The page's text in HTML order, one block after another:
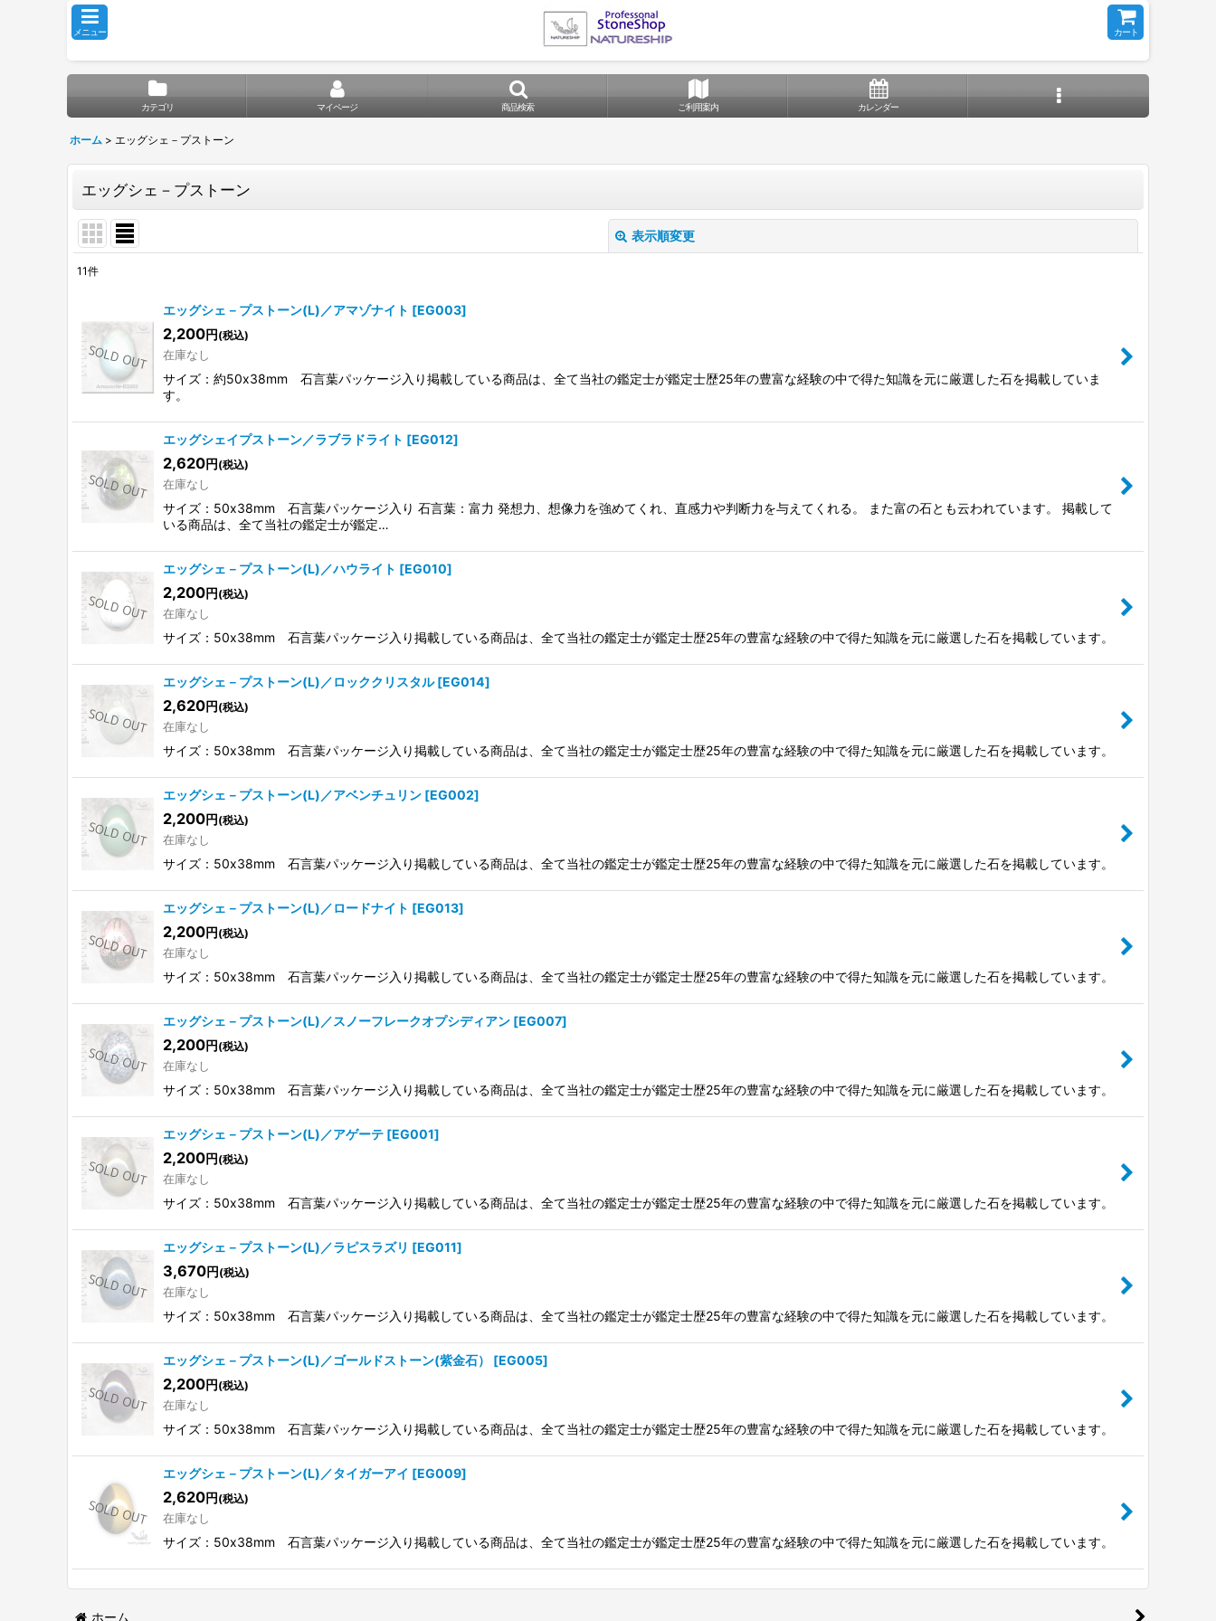
メニュー カート
カテゴリ マイページ 商品検索 ご利用案内 カレンダー
ホーム > エッグシェ－プストーン
エッグシェ－プストーン
表示順変更
表示数
並び順:
11件
エッグシェ－プストーン(L)／アマゾナイト [EG003]
2,200円 (税込)
在庫なし
サイズ：約50x38mm 石言葉パッケージ入り掲載している商品は、全て当社の鑑定士が鑑定士歴25年の豊富な経験の中で得た知識を元に厳選した石を掲載していま
す。
エッグシェイプストーン／ラブラドライト [EG012]
2,620円 (税込)
在庫なし
サイズ：50x38mm 石言葉パッケージ入り 石言葉：富力 発想力、想像力を強めてくれ、直感力や判断力を与えてくれる。 また富の石とも云われています。 掲載して
いる商品は、全て当社の鑑定士が鑑定…
エッグシェ－プストーン(L)／ハウライト [EG010]
2,200円 (税込)
在庫なし
サイズ：50x38mm 石言葉パッケージ入り掲載している商品は、全て当社の鑑定士が鑑定士歴25年の豊富な経験の中で得た知識を元に厳選した石を掲載しています。
エッグシェ－プストーン(L)／ロッククリスタル [EG014]
2,620円 (税込)
在庫なし
サイズ：50x38mm 石言葉パッケージ入り掲載している商品は、全て当社の鑑定士が鑑定士歴25年の豊富な経験の中で得た知識を元に厳選した石を掲載しています。
エッグシェ－プストーン(L)／アベンチュリン [EG002]
2,200円 (税込)
在庫なし
サイズ：50x38mm 石言葉パッケージ入り掲載している商品は、全て当社の鑑定士が鑑定士歴25年の豊富な経験の中で得た知識を元に厳選した石を掲載しています。
エッグシェ－プストーン(L)／ロードナイト [EG013]
2,200円 (税込)
在庫なし
サイズ：50x38mm 石言葉パッケージ入り掲載している商品は、全て当社の鑑定士が鑑定士歴25年の豊富な経験の中で得た知識を元に厳選した石を掲載しています。
エッグシェ－プストーン(L)／スノーフレークオプシディアン [EG007]
2,200円 (税込)
在庫なし
サイズ：50x38mm 石言葉パッケージ入り掲載している商品は、全て当社の鑑定士が鑑定士歴25年の豊富な経験の中で得た知識を元に厳選した石を掲載しています。
エッグシェ－プストーン(L)／アゲーテ [EG001]
2,200円 (税込)
在庫なし
サイズ：50x38mm 石言葉パッケージ入り掲載している商品は、全て当社の鑑定士が鑑定士歴25年の豊富な経験の中で得た知識を元に厳選した石を掲載しています。
エッグシェ－プストーン(L)／ラピスラズリ [EG011]
3,670円 (税込)
在庫なし
サイズ：50x38mm 石言葉パッケージ入り掲載している商品は、全て当社の鑑定士が鑑定士歴25年の豊富な経験の中で得た知識を元に厳選した石を掲載しています。
エッグシェ－プストーン(L)／ゴールドストーン(紫金石） [EG005]
2,200円 (税込)
在庫なし
サイズ：50x38mm 石言葉パッケージ入り掲載している商品は、全て当社の鑑定士が鑑定士歴25年の豊富な経験の中で得た知識を元に厳選した石を掲載しています。
エッグシェ－プストーン(L)／タイガーアイ [EG009]
2,620円 (税込)
在庫なし
サイズ：50x38mm 石言葉パッケージ入り掲載している商品は、全て当社の鑑定士が鑑定士歴25年の豊富な経験の中で得た知識を元に厳選した石を掲載しています。
ホーム